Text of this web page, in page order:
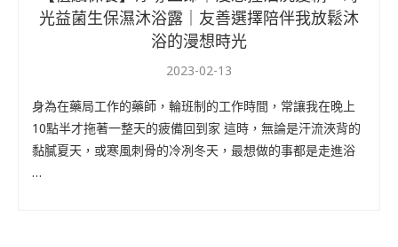
光益菌生保濕沐浴露｜友善選擇陪伴我放鬆沐
浴的漫想時光
2023-02-13
身為在藥局工作的藥師，輪班制的工作時間，常讓我在晚上
10點半才拖著一整天的疲備回到家 這時，無論是汗流浹背的
黏膩夏天，或寒風刺骨的冷冽冬天，最想做的事都是走進浴
…